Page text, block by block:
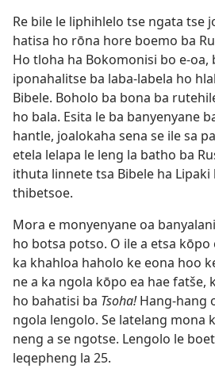
Re bile le liphihlelo tse ngata tse
hatisa ho rōna hore boemo ba
Ho tloha ha Bokomonisi bo e-oa,
iponahalitse ba laba-labela ho
Bibele. Boholo ba bona ba
ho bala. Esita le ba banyenyane
hantle, joalokaha sena se ile sa
etela lelapa le leng la batho ba
ithuta linnete tsa Bibele ha Lipaki
thibetsoe.
Mora e monyenyane oa
ho botsa potso. O ile a etsa
ka khahloa haholo ke eona hoo
ne a ka ngola kōpo ea hae fatše,
ho bahatisi ba Tsoha!Hang-hang
ngola lengolo. Se latelang mona
neng a se ngotse. Lengolo le
leqepheng la 25.